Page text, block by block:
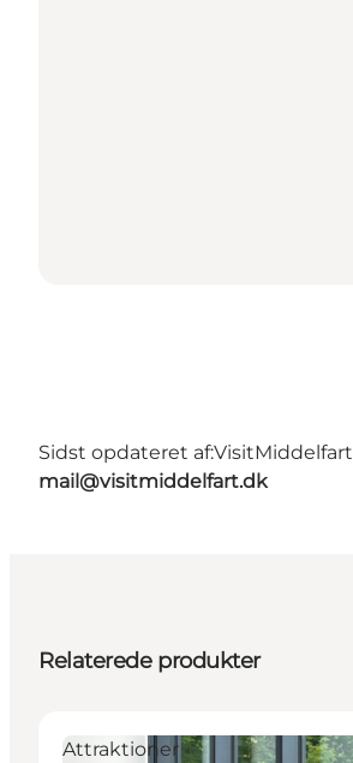
Sidst opdateret af:VisitMiddelfart
mail@visitmiddelfart.dk
Relaterede produkter
Attraktioner